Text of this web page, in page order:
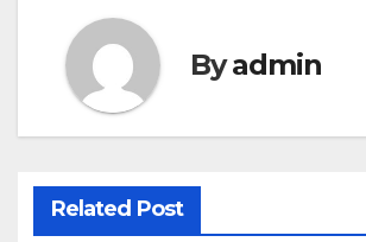
Byadmin
Related Post